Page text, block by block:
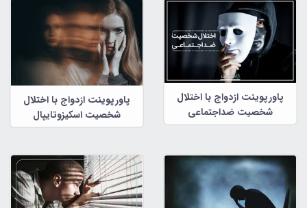
پاورپوینت ازدواج با اختلال
شخصیت ضداجتماعی
پاورپوینت ازدواج با اختلال
شخصیت اسکیزوتایپال